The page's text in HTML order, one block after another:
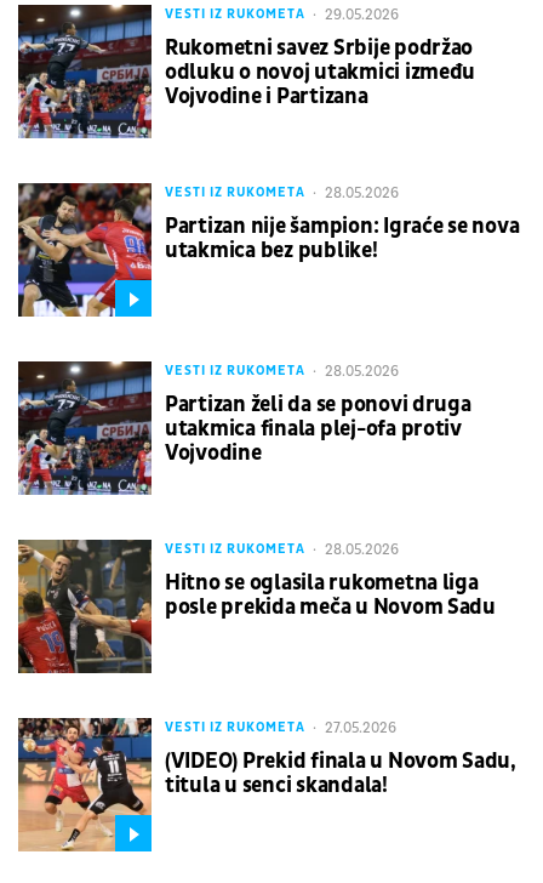
VESTI IZ RUKOMETA 29.05.2026
Rukometni savez Srbije podržao
odluku o novoj utakmici između
Vojvodine i Partizana
VESTI IZ RUKOMETA 28.05.2026
Partizan nije šampion: Igraće se nova
utakmica bez publike!
VESTI IZ RUKOMETA 28.05.2026
Partizan želi da se ponovi druga
utakmica finala plej-ofa protiv
Vojvodine
VESTI IZ RUKOMETA 28.05.2026
Hitno se oglasila rukometna liga
posle prekida meča u Novom Sadu
VESTI IZ RUKOMETA 27.05.2026
(VIDEO) Prekid finala u Novom Sadu,
titula u senci skandala!